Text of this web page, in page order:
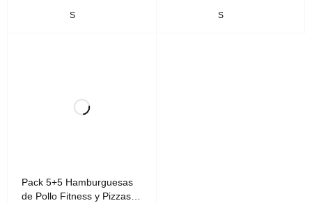
S S
Pack 5+5 Hamburguesas
de Pollo Fitness y Pizzas